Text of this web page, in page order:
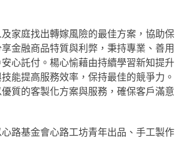
家庭找出轉嫁風險的最佳方案，協助保
金融商品特質與利弊，秉持專業、善用
心託付。楊心愉藉由持續學習新知提升
能提高服務效率，保持最佳的競爭力。
質的客製化方案與服務，確保客戶滿意
路基金會心路工坊青年出品、手工製作